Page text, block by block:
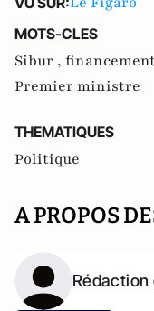
MOTS-CLES
Sibur ,
Premier ministre
THEMATIQUES
Politique
A PROPOS